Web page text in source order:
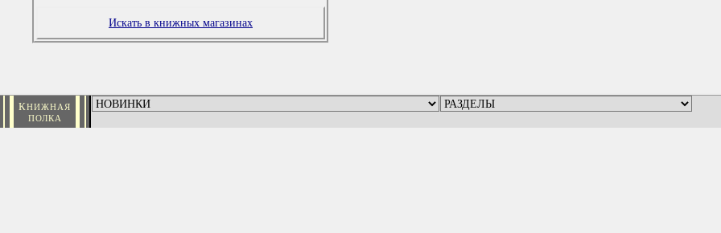
Искать в книжных магазинах
КНИЖНАЯ
ПОЛКА